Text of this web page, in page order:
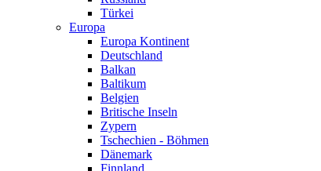
Türkei
Europa
Europa Kontinent
Deutschland
Balkan
Baltikum
Belgien
Britische Inseln
Zypern
Tschechien - Böhmen
Dänemark
Finnland